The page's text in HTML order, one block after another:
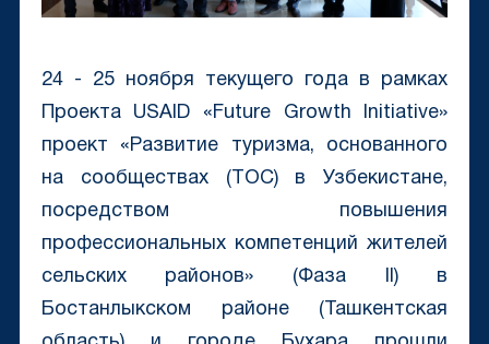
24 - 25 ноября текущего года в рамках
Проекта USAID «Future Growth Initiative»
проект «Развитие туризма, основанного
на сообществах (ТОС) в Узбекистане,
посредством повышения
профессиональных компетенций жителей
сельских районов» (Фаза II) в
Бостанлыкском районе (Ташкентская